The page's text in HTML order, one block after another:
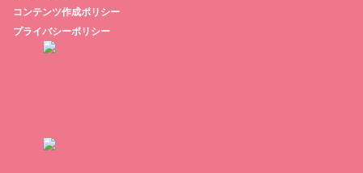
コンテンツ作成ポリシー
プライバシーポリシー